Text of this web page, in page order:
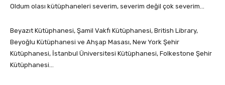
Oldum olası kütüphaneleri severim, severim değil çok severim…
Beyazıt Kütüphanesi, Şamil Vakfı Kütüphanesi, British Library,
Beyoğlu Kütüphanesi ve Ahşap Masası, New York Şehir
Kütüphanesi, İstanbul Üniversitesi Kütüphanesi, Folkestone Şehir
Kütüphanesi…